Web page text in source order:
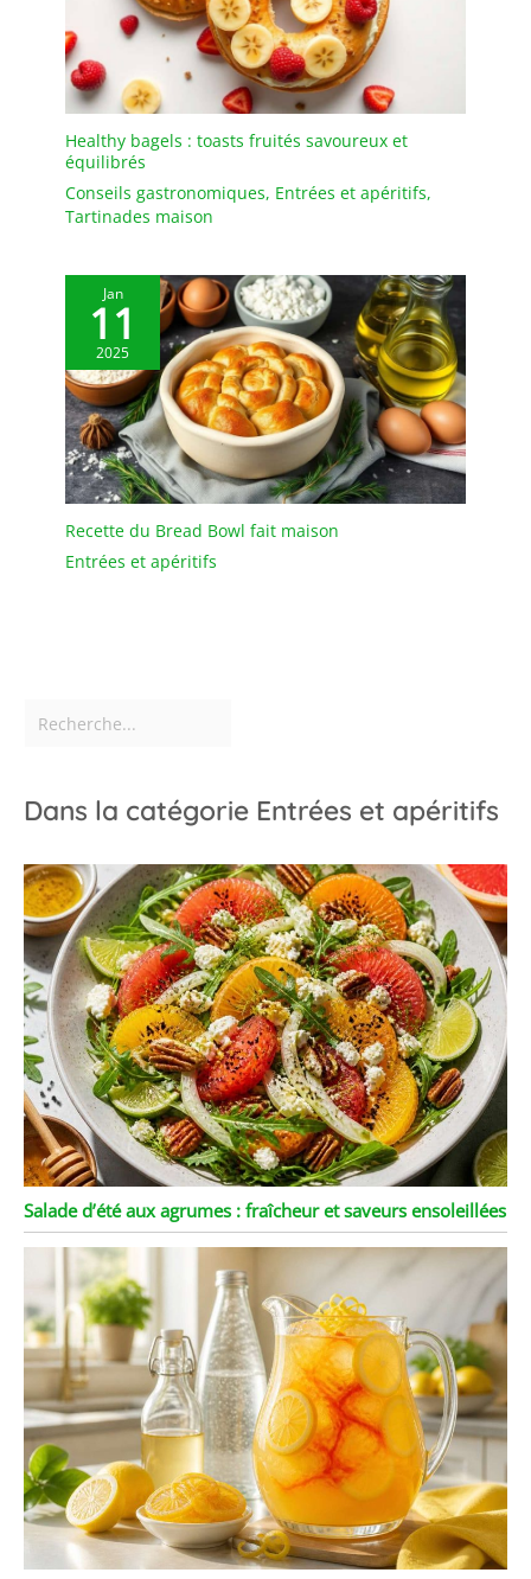
Multifonction : les bols
en terre cuite peuvent
non seulement être
utilisés comme bols de
riz, mais peuvent
également être utilisés
cuits à la vapeur, de la
Connt pour la maison, les
fêtes, les restaurants et
beaucoup d'autres
occasions. Veuillez noter :
si le produit est
endommagé à la
réception, vous pouvez
trouver un service client
pour un ou un échange.
Healthy bagels : toasts fruités savoureux et
équilibrés
Conseils gastronomiques, Entrées et apéritifs,
Tartinades maison
Jan
11
2025
Recette du Bread Bowl fait maison
Entrées et apéritifs
Dans la catégorie Entrées et apéritifs
Salade d’été aux agrumes : fraîcheur et saveurs ensoleillées